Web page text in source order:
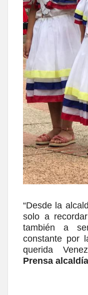
“Desde la
solo a
también a
constante por
querida
Prensa